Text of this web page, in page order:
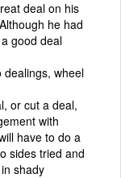
deal on his
he had
good deal
dealings, wheel
or cut a deal,
with
have to do a
sides tried and
shady